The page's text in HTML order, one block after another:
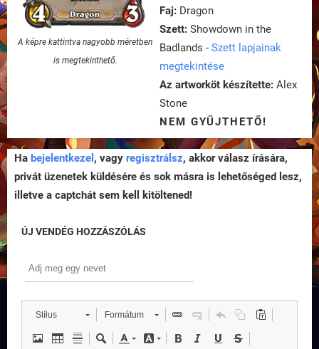
A képre kattintva nagyobb méretben
is megtekinthető.
Faj: Dragon
Szett: Showdown in the
Badlands - Szett lapjainak
megtekintése
Az artworköt készítette: Alex
Stone
NEM GYŰJTHETŐ!
Ha bejelentkezel , vagy regisztrálsz, akkor válasz írására,
privát üzenetek küldésére és sok másra is lehetőséged lesz,
illetve a captchát sem kell kitöltened!
ÚJ VENDÉG HOZZÁSZÓLÁS
Stílus Formátum